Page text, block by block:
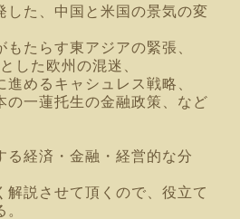
した、中国と米国の景気の変
たらす東アジアの緊張、
した欧州の混迷、
進めるキャシュレス戦略、
の一蓮托生の金融政策、など
る経済・金融・経営的な分
解説させて頂くので、役立て